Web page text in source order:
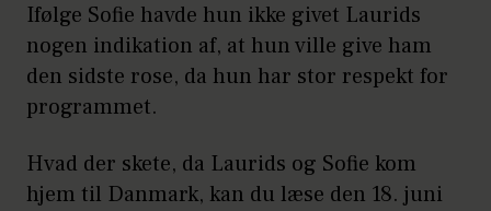
Ifølge Sofie havde hun ikke givet Laurids
nogen indikation af, at hun ville give ham
den sidste rose, da hun har stor respekt for
programmet.
Hvad der skete, da Laurids og Sofie kom
hjem til Danmark, kan du læse den 18. juni